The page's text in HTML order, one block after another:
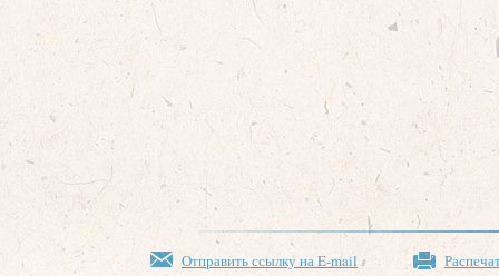
Отправить ссылку на E-mail